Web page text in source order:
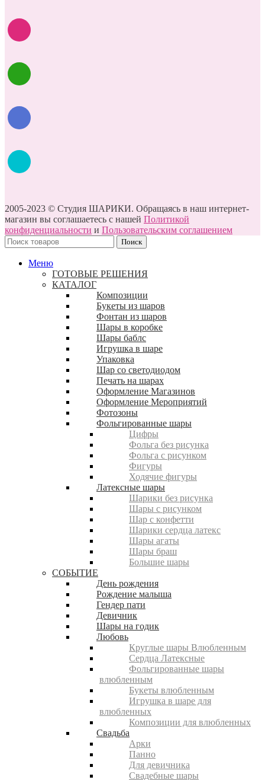
2005-2023 © Студия ШАРИКИ. Обращаясь в наш интернет-
магазин вы соглашаетесь с нашей Политикой
конфиденциальности и Пользовательским соглашением
Поиск
Меню
ГОТОВЫЕ РЕШЕНИЯ
КАТАЛОГ
Композиции
Букеты из шаров
Фонтан из шаров
Шары в коробке
Шары баблс
Игрушка в шаре
Упаковка
Шар со светодиодом
Печать на шарах
Оформление Магазинов
Оформление Мероприятий
Фотозоны
Фольгированные шары
Цифры
Фольга без рисунка
Фольга с рисунком
Фигуры
Ходячие фигуры
Латексные шары
Шарики без рисунка
Шары с рисунком
Шар с конфетти
Шарики сердца латекс
Шары агаты
Шары браш
Большие шары
СОБЫТИЕ
День рождения
Рождение малыша
Гендер пати
Девичник
Шары на годик
Любовь
Круглые шары Влюбленным
Сердца Латексные
Фольгированные шары
влюбленным
Букеты влюбленным
Игрушка в шаре для
влюбленных
Композиции для влюбленных
Свадьба
Арки
Панно
Для девичника
Свадебные шары